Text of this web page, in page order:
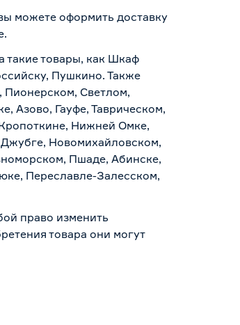
можете оформить доставку
.
такие товары, как Шкаф
Пушкино. Также
Пионерском, Светлом,
Азово, Гауфе, Таврическом,
Нижней Омке,
Новомихайловском,
Пшаде, Абинске,
Переславле-Залесском,
право изменить
товара они могут